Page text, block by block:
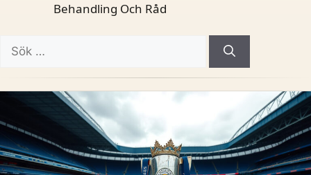
Behandling Och Råd
Sök
efter: